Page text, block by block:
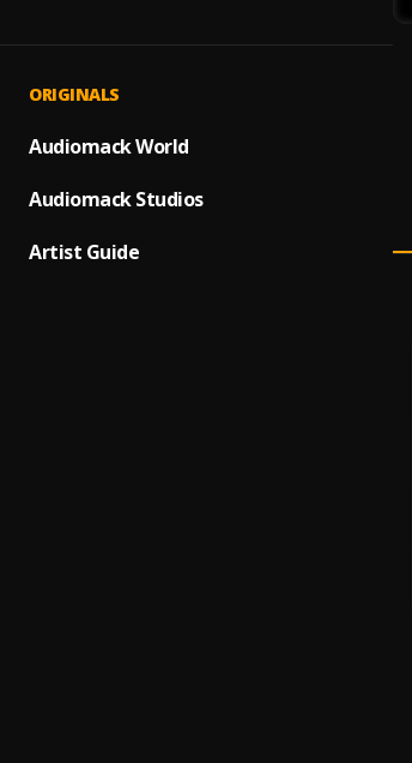
ORIGINALS
Audiomack World
Audiomack Studios
Artist Guide